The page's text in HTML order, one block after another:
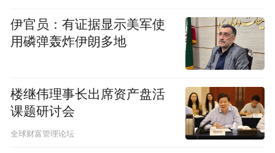
宋宜春孙女的成长档案（张俊哲/摄）
彩笔勾画可爱图案，照片记录生活的点点滴
滴，文字描述每一次进步。宋宜春一边展示
着手册，一边介绍着里面的内容，“这是她的
植物观察日记”，“这是她暑期出去玩的游记”
……薄薄的一本册子，却承载了爷爷对孙女
伊官员：有证据显示美军使
用磷弹轰炸伊朗多地
楼继伟理事长出席资产盘活
课题研讨会
全球财富管理论坛